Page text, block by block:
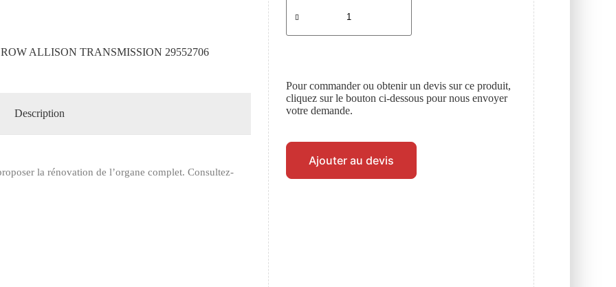
ALLISON TRANSMISSION 29552706
Description
la rénovation de l’organe complet. Consultez-
Pour commander ou obtenir un devis sur ce produit,
cliquez sur le bouton ci-dessous pour nous envoyer
votre demande.
Ajouter au devis